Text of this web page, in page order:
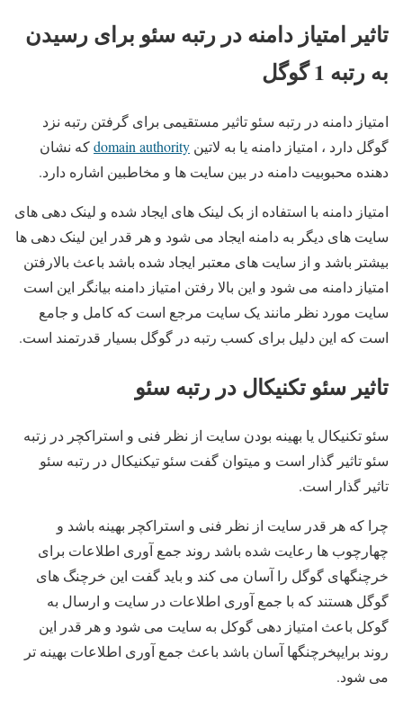
تاثیر امتیاز دامنه در رتبه سئو برای رسیدن
به رتبه 1 گوگل
امتیاز دامنه در رتبه سئو تاثیر مستقیمی برای گرفتن رتبه نزد
گوگل دارد ، امتیاز دامنه یا به لاتین domain authorityکه نشان
دهنده محبوبیت دامنه در بین سایت ها و مخاطبین اشاره دارد.
امتیاز دامنه با استفاده از بک لینک های ایجاد شده و لینک دهی های
سایت های دیگر به دامنه ایجاد می شود و هر قدر این لینک دهی ها
بیشتر باشد و از سایت های معتبر ایجاد شده باشد باعث بالارفتن
امتیاز دامنه می شود و این بالا رفتن امتیاز دامنه بیانگر این است
سایت مورد نظر مانند یک سایت مرجع است که کامل و جامع
است که این دلیل برای کسب رتبه در گوگل بسیار قدرتمند است.
تاثیر سئو تکنیکال در رتبه سئو
سئو تکنیکال یا بهینه بودن سایت از نظر فنی و استراکچر در زتبه
سئو تاثیر گذار است و میتوان گفت سئو تیکنیکال در رتبه سئو
تاثیر گذار است.
چرا که هر قدر سایت از نظر فنی و استراکچر بهینه باشد و
چهارچوب ها رعایت شده باشد روند جمع آوری اطلاعات برای
خرچنگهای گوگل را آسان می کند و باید گفت این خرچنگ های
گوگل هستند که با جمع آوری اطلاعات در سایت و ارسال به
گوکل باعث امتیاز دهی گوکل به سایت می شود و هر قدر این
روند برایپخرچنگها آسان باشد باعث جمع آوری اطلاعات بهینه تر
می شود.